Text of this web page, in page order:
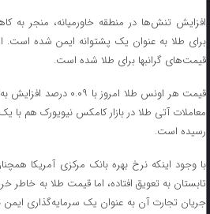
افزایش تنش‌ها در منطقه خاورمیانه، منجر به
برای طلا به عنوان یک پشتوانه ایمن شده است.
قیمت‌های گرانبها برای طلا شده است.
رسیده است.
با وجود اینکه نرخ بهره بانک مرکزی آمریکا
تابستان به تعویق افتاده، اما قیمت طلا به خاطر
جریان تجارت آن به عنوان یک سرمایه‌گذاری ایمن